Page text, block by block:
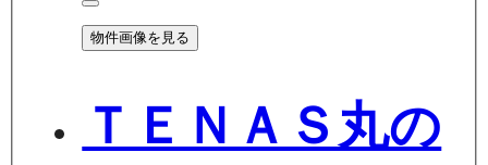
物件画像を見る
ＴＥＮＡＳ丸の